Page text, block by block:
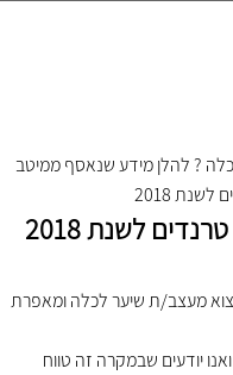
? להלן מידע שנאסף ממיטב
2018
תסרוקות לכלה , תסרוקת ערב טרנדים לשנת 2018
מעצב/ת שיער לכלה ומאפרת
יודעים שבמקרה זה טווח